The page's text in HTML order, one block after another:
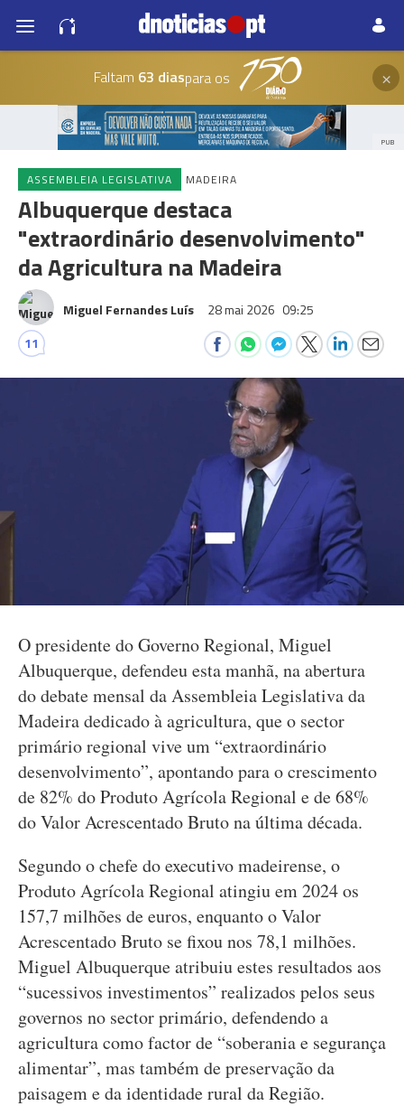
Faltam 63 diaspara os ×
PUB
ASSEMBLEIA LEGISLATIVA MADEIRA
Albuquerque destaca
"extraordinário desenvolvimento"
da Agricultura na Madeira
Miguel Fernandes Luís 28 mai 2026 09:25
11
O presidente do Governo Regional, Miguel
Albuquerque, defendeu esta manhã, na abertura
do debate mensal da Assembleia Legislativa da
Madeira dedicado à agricultura, que o sector
primário regional vive um “extraordinário
desenvolvimento”, apontando para o crescimento
de 82% do Produto Agrícola Regional e de 68%
do Valor Acrescentado Bruto na última década.
Segundo o chefe do executivo madeirense, o
Produto Agrícola Regional atingiu em 2024 os
157,7 milhões de euros, enquanto o Valor
Acrescentado Bruto se fixou nos 78,1 milhões.
Miguel Albuquerque atribuiu estes resultados aos
“sucessivos investimentos” realizados pelos seus
governos no sector primário, defendendo a
agricultura como factor de “soberania e segurança
alimentar”, mas também de preservação da
paisagem e da identidade rural da Região.